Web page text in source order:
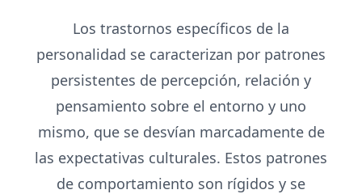
Los trastornos específicos de la
personalidad se caracterizan por patrones
persistentes de percepción, relación y
pensamiento sobre el entorno y uno
mismo, que se desvían marcadamente de
las expectativas culturales. Estos patrones
de comportamiento son rígidos y se